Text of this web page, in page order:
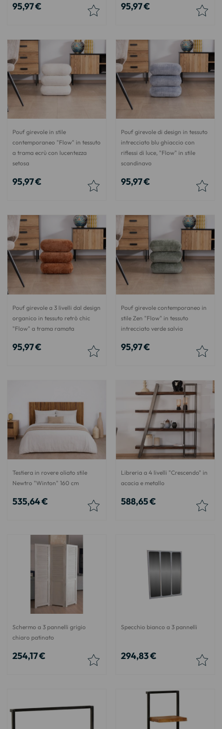
95,97 € 95,97 €
Pouf girevole in stile
contemporaneo "Flow" in tessuto
a trama ecrù con lucentezza
setosa
95,97 €
Pouf girevole di design in tessuto
intrecciato blu ghiaccio con
riflessi di luce, "Flow" in stile
scandinavo
95,97 €
Pouf girevole a 3 livelli dal design
organico in tessuto retrò chic
"Flow" a trama ramata
95,97 €
Pouf girevole contemporaneo in
stile Zen "Flow" in tessuto
intrecciato verde salvia
95,97 €
Testiera in rovere oliato stile
Newtro "Winton" 160 cm
535,64 €
Libreria a 4 livelli "Crescendo" in
acacia e metallo
588,65 €
Schermo a 3 pannelli grigio
chiaro patinato
254,17 €
Specchio bianco a 3 pannelli
294,83 €